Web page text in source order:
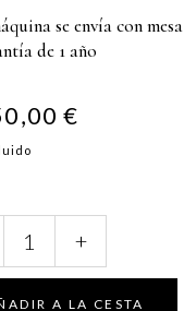
se envía con mesa
de 1 año
€
+
A LA CESTA